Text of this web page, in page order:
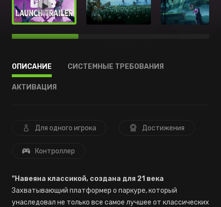
ОПИСАНИЕ СИСТЕМНЫЕ ТРЕБОВАНИЯ
АКТИВАЦИЯ
Для одного игрока Достижения
Контроллер
"Навеяна классикой, создана для 21 века
Захватывающий платформер о паркуре, который
унаследовал не только все самое лучшее от классических